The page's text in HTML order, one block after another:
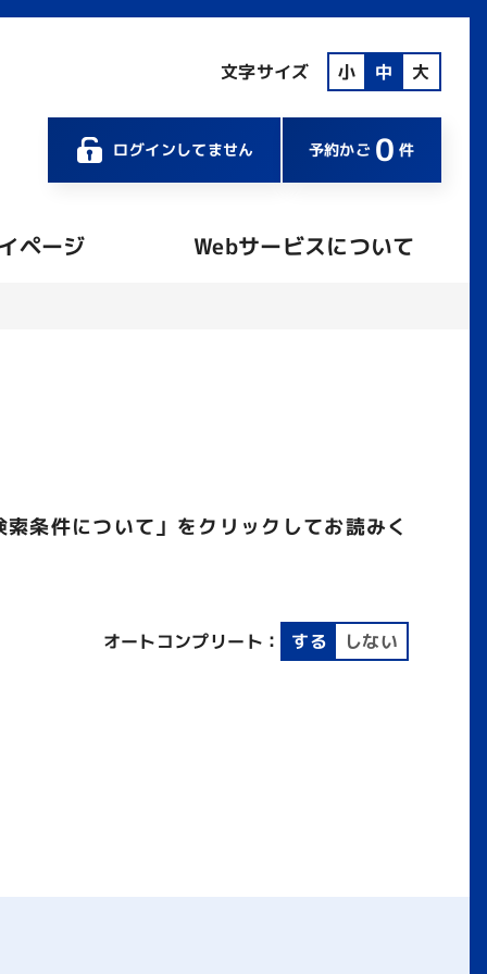
文字サイズ 小 中 大
ログインしてません 予約かご 0 件
ページ Webサービスについて
条件について」をクリックしてお読みく
オートコンプリート： する しない